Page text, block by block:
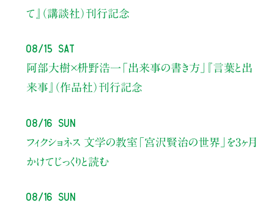
て』（講談社）刊行記念
08/15 Sat
阿部大樹×枡野浩一 「出来事の書き方」
『言葉と出
来事』（作品社）刊行記念
08/16 Sun
フィクショネス 文学の教室 「宮沢賢治の世界」を3ヶ月
かけてじっくりと読む
08/16 Sun